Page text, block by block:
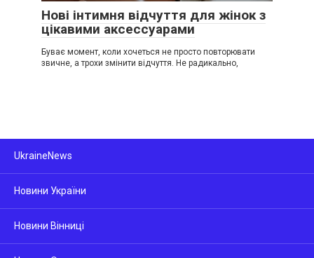
Нові інтимня відчуття для жінок з
цікавими аксессуарами
Буває момент, коли хочеться не просто повторювати
звичне, а трохи змінити відчуття. Не радикально,
UkraineNews
Новини України
Новини Вінниці